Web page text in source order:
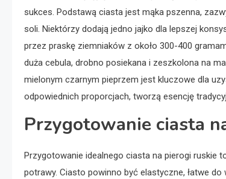
sukces. Podstawą ciasta jest mąka pszenna,
soli. Niektórzy dodają jedno jajko dla lepszej
przez praskę ziemniaków z około 300-400
duża cebula, drobno posiekana i zeszkolona na
mielonym czarnym pieprzem jest kluczowe dla
odpowiednich proporcjach, tworzą esencję
Przygotowanie ciasta
Przygotowanie idealnego ciasta na pierogi ruskie
potrawy. Ciasto powinno być elastyczne, łatwe